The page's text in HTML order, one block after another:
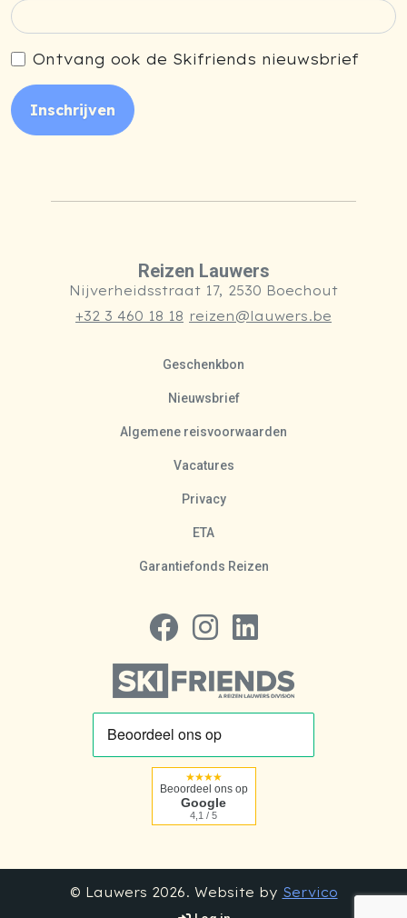
Ontvang ook de Skifriends nieuwsbrief
Inschrijven
Reizen Lauwers
Nijverheidsstraat 17, 2530 Boechout
+32 3 460 18 18 reizen@lauwers.be
Geschenkbon
Nieuwsbrief
Algemene reisvoorwaarden
Vacatures
Privacy
ETA
Garantiefonds Reizen
Volg ons op Facebook
Volg ons op Instagram
Volg ons op LinkedIn
★★★★
Beoordeel ons op
Google
4,1 / 5
© Lauwers 2026. Website by Servico